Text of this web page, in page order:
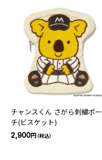
チャンスくん さがら刺繍ポー
チ(ビスケット)
2,900円（税込）